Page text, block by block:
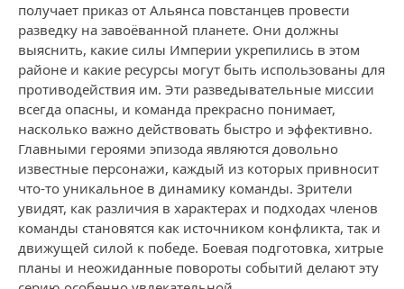
получает приказ от Альянса повстанцев провести
разведку на завоёванной планете. Они должны
выяснить, какие силы Империи укрепились в этом
районе и какие ресурсы могут быть использованы для
противодействия им. Эти разведывательные миссии
всегда опасны, и команда прекрасно понимает,
насколько важно действовать быстро и эффективно.
Главными героями эпизода являются довольно
известные персонажи, каждый из которых привносит
что-то уникальное в динамику команды. Зрители
увидят, как различия в характерах и подходах членов
команды становятся как источником конфликта, так и
движущей силой к победе. Боевая подготовка, хитрые
планы и неожиданные повороты событий делают эту